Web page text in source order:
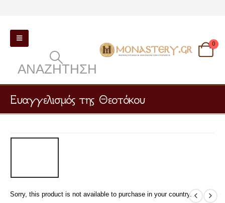
ΑΝΑΖΉΤΗΣΗ
0
Ευαγγελισμός της Θεοτόκου
Sorry, this product is not available to purchase in your country.